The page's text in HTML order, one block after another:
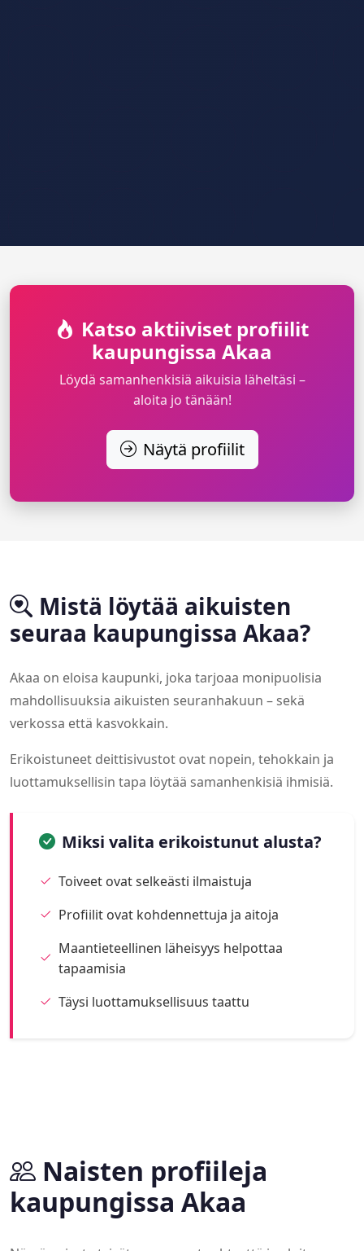
Katso aktiiviset profiilit
kaupungissa Akaa
Löydä samanhenkisiä aikuisia läheltäsi –
aloita jo tänään!
Näytä profiilit
Mistä löytää aikuisten
seuraa kaupungissa Akaa?
Akaa on eloisa kaupunki, joka tarjoaa monipuolisia
mahdollisuuksia aikuisten seuranhakuun – sekä
verkossa että kasvokkain.
Erikoistuneet deittisivustot ovat nopein, tehokkain ja
luottamuksellisin tapa löytää samanhenkisiä ihmisiä.
Miksi valita erikoistunut alusta?
Toiveet ovat selkeästi ilmaistuja
Profiilit ovat kohdennettuja ja aitoja
Maantieteellinen läheisyys helpottaa
tapaamisia
Täysi luottamuksellisuus taattu
Naisten profiileja
kaupungissa Akaa